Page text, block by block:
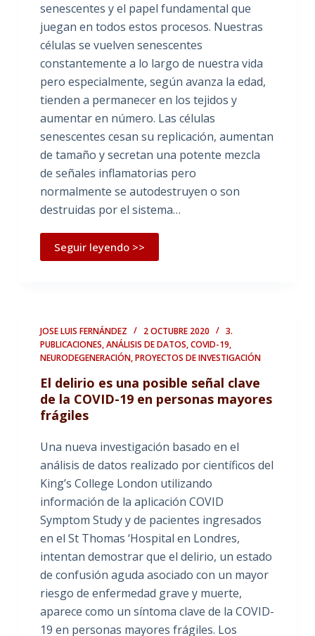
senescentes y el papel fundamental que
juegan en todos estos procesos. Nuestras
células se vuelven senescentes
constantemente a lo largo de nuestra vida
pero especialmente, según avanza la edad,
tienden a permanecer en los tejidos y
aumentar en número. Las células
senescentes cesan su replicación, aumentan
de tamaño y secretan una potente mezcla
de señales inflamatorias pero
normalmente se autodestruyen o son
destruidas por el sistema…
Seguir leyendo >>
JOSE LUIS FERNÁNDEZ 2 OCTUBRE 2020
3.
PUBLICACIONES,ANÁLISIS DE DATOS,COVID-19,
NEURODEGENERACIÓN,PROYECTOS DE INVESTIGACIÓN
El delirio es una posible señal clave
de la COVID-19 en personas mayores
frágiles
Una nueva investigación basado en el
análisis de datos realizado por científicos del
King’s College London utilizando
información de la aplicación COVID
Symptom Study y de pacientes ingresados
en el St Thomas ‘Hospital en Londres,
intentan demostrar que el delirio, un estado
de confusión aguda asociado con un mayor
riesgo de enfermedad grave y muerte,
aparece como un síntoma clave de la COVID-
19 en personas mayores frágiles. Los